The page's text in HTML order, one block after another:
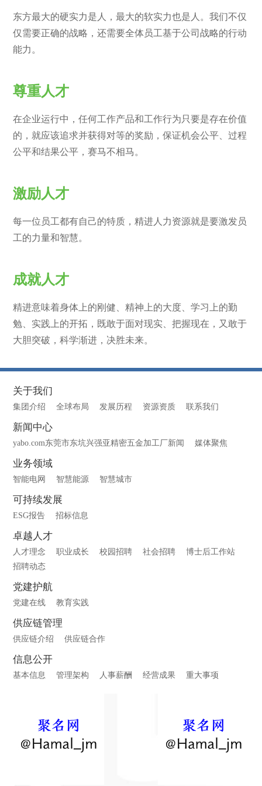
东方最大的硬实力是人，最大的软实力也是人。我们不仅
仅需要正确的战略，还需要全体员工基于公司战略的行动
能力。
尊重人才
在企业运行中，任何工作产品和工作行为只要是存在价值
的，就应该追求并获得对等的奖励，保证机会公平、过程
公平和结果公平，赛马不相马。
激励人才
每一位员工都有自己的特质，精进人力资源就是要激发员
工的力量和智慧。
成就人才
精进意味着身体上的刚健、精神上的大度、学习上的勤
勉、实践上的开拓，既敢于面对现实、把握现在，又敢于
大胆突破，科学渐进，决胜未来。
关于我们
集团介绍 全球布局 发展历程 资源资质 联系我们
新闻中心
yabo.com东莞市东坑兴强亚精密五金加工厂新闻 媒体聚焦
业务领域
智能电网 智慧能源 智慧城市
可持续发展
ESG报告 招标信息
卓越人才
人才理念 职业成长 校园招聘 社会招聘
博士后工作站
招聘动态
党建护航
党建在线 教育实践
供应链管理
供应链介绍 供应链合作
信息公开
基本信息 管理架构 人事薪酬 经营成果 重大事项